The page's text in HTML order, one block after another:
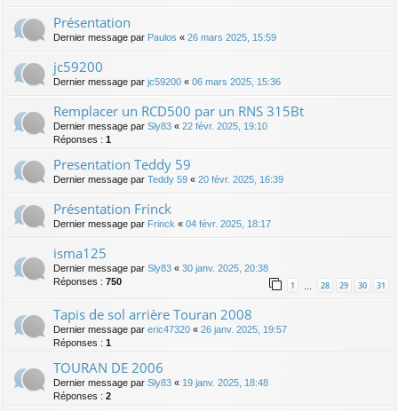
Présentation
Dernier message par Paulos « 26 mars 2025, 15:59
jc59200
Dernier message par jc59200 « 06 mars 2025, 15:36
Remplacer un RCD500 par un RNS 315Bt
Dernier message par Sly83 « 22 févr. 2025, 19:10
Réponses : 1
Presentation Teddy 59
Dernier message par Teddy 59 « 20 févr. 2025, 16:39
Présentation Frinck
Dernier message par Frinck « 04 févr. 2025, 18:17
isma125
Dernier message par Sly83 « 30 janv. 2025, 20:38
Réponses : 750 1 … 28 29 30 31
Tapis de sol arrière Touran 2008
Dernier message par eric47320 « 26 janv. 2025, 19:57
Réponses : 1
TOURAN DE 2006
Dernier message par Sly83 « 19 janv. 2025, 18:48
Réponses : 2